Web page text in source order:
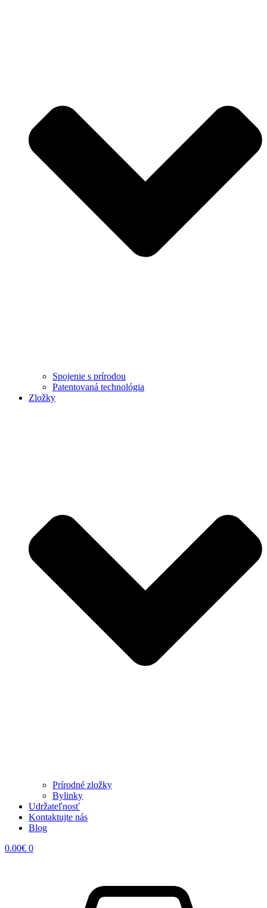
Spojenie s prírodou
Patentovaná technológia
Zložky
Prírodné zložky
Bylinky
Udržateľnosť
Kontaktujte nás
Blog
0.00€ 0